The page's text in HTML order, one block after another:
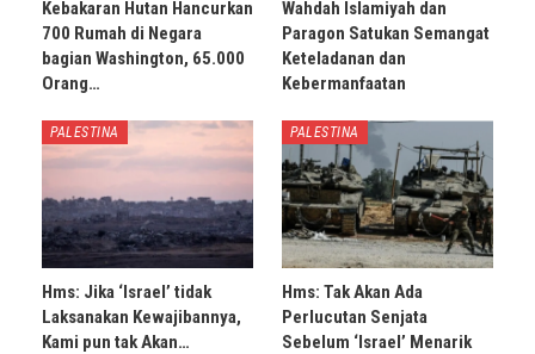
Kebakaran Hutan Hancurkan
700 Rumah di Negara
bagian Washington, 65.000
Orang…
Wahdah Islamiyah dan
Paragon Satukan Semangat
Keteladanan dan
Kebermanfaatan
PALESTINA
Hms: Jika ‘Israel’ tidak
Laksanakan Kewajibannya,
Kami pun tak Akan…
PALESTINA
Hms: Tak Akan Ada
Perlucutan Senjata
Sebelum ‘Israel’ Menarik